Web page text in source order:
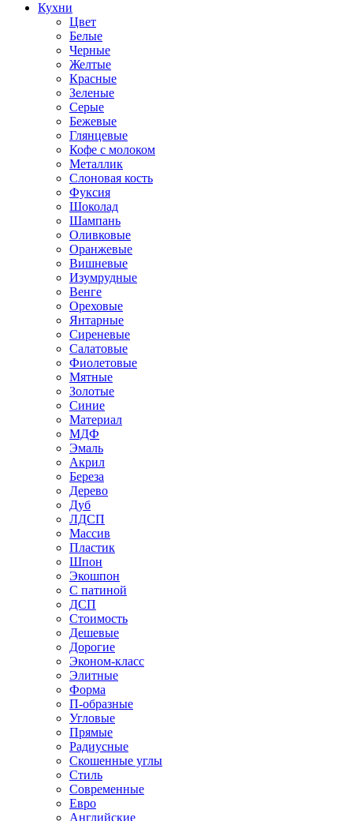
Кухни
Цвет
Белые
Черные
Желтые
Красные
Зеленые
Серые
Бежевые
Глянцевые
Кофе с молоком
Металлик
Слоновая кость
Фуксия
Шоколад
Шампань
Оливковые
Оранжевые
Вишневые
Изумрудные
Венге
Ореховые
Янтарные
Сиреневые
Салатовые
Фиолетовые
Мятные
Золотые
Синие
Материал
МДФ
Эмаль
Акрил
Береза
Дерево
Дуб
ЛДСП
Массив
Пластик
Шпон
Экошпон
С патиной
ДСП
Стоимость
Дешевые
Дорогие
Эконом-класс
Элитные
Форма
П-образные
Угловые
Прямые
Радиусные
Скошенные углы
Стиль
Современные
Евро
Английские